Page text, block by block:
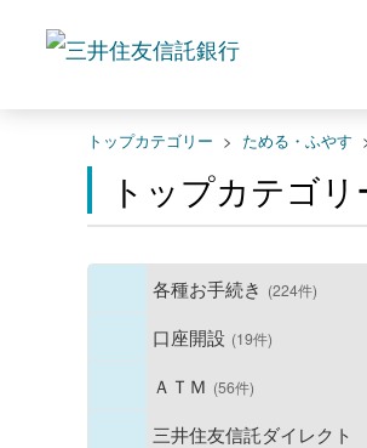
トップカテゴリー > ためる・ふやす
トップカテゴリ
各種お手続き (224件)
口座開設 (19件)
ＡＴＭ (56件)
三井住友信託ダイレクト